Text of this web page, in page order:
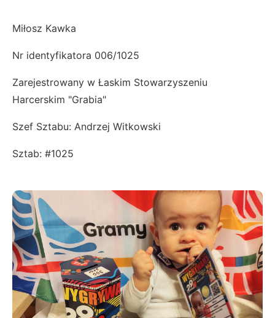
Miłosz Kawka
Nr identyfikatora 006/1025
Zarejestrowany w Łaskim Stowarzyszeniu
Harcerskim "Grabia"
Szef Sztabu: Andrzej Witkowski
Sztab: #1025